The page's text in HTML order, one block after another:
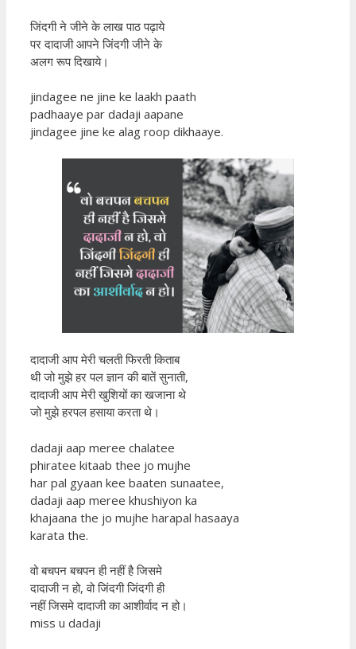
जिंदगी ने जीने के लाख पाठ पढ़ाये
पर दादाजी आपने जिंदगी जीने के
अलग रूप दिखाये।
jindagee ne jine ke laakh paath
padhaaye par dadaji aapane
jindagee jine ke alag roop dikhaaye.
दादाजी आप मेरी चलती फिरती किताब
थी जो मुझे हर पल ज्ञान की बातें सुनाती,
दादाजी आप मेरी खुशियों का खजाना थे
जो मुझे हरपल हसाया करता थे।
dadaji aap meree chalatee
phiratee kitaab thee jo mujhe
har pal gyaan kee baaten sunaatee,
dadaji aap meree khushiyon ka
khajaana the jo mujhe harapal hasaaya
karata the.
वो बचपन बचपन ही नहीं है जिसमे
दादाजी न हो, वो जिंदगी जिंदगी ही
नहीं जिसमे दादाजी का आशीर्वाद न हो।
miss u dadaji